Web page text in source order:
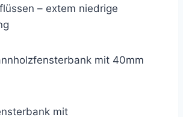
– extem niedrige
mit 40mm
mit